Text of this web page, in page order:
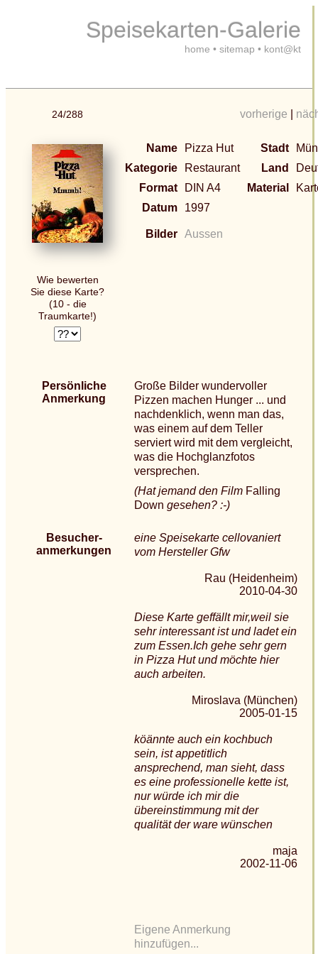
Speisekarten-Galerie
home • sitemap • kont@kt
24/288 vorherige
Name Pizza Hut Stadt
Kategorie
Restaurant Land
Format
DIN A4 Material
Datum
1997
Bilder Aussen
Wie bewerten
Sie diese Karte?
(10 - die
Traumkarte!)
Persönliche
Anmerkung
Große Bilder wundervoller
Pizzen machen Hunger ... und
nachdenklich, wenn man das,
was einem auf dem Teller
serviert wird mit dem vergleicht,
was die Hochglanzfotos
versprechen.
(Hat jemand den Film Falling
Down gesehen? :-)
Besucher-
anmerkungen
eine Speisekarte cellovaniert
vom Hersteller Gfw
Rau (Heidenheim)
2010-04-30
Diese Karte geffällt mir,weil sie
sehr interessant ist und ladet ein
zum Essen.Ich gehe sehr gern
in Pizza Hut und möchte hier
auch arbeiten.
Miroslava (München)
2005-01-15
köännte auch ein kochbuch
sein, ist appetitlich
ansprechend, man sieht, dass
es eine professionelle kette ist,
nur würde ich mir die
übereinstimmung mit der
qualität der ware wünschen
maja
2002-11-06
Eigene Anmerkung
hinzufügen...